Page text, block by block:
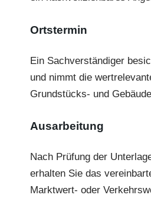
Ortstermin
Ein Sachverständiger
und nimmt die
Grundstücks- und
Ausarbeitung
Nach Prüfung der
erhalten Sie das
Marktwert- oder